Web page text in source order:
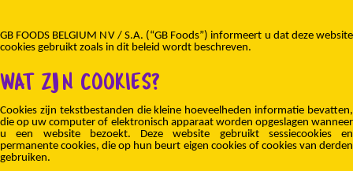
GB FOODS BELGIUM NV / S.A. (“GB Foods”) informeert u dat deze website
cookies gebruikt zoals in dit beleid wordt beschreven.
WAT ZIJN COOKIES?
Cookies zijn tekstbestanden die kleine hoeveelheden informatie bevatten,
die op uw computer of elektronisch apparaat worden opgeslagen wanneer
u een website bezoekt. Deze website gebruikt sessiecookies en
permanente cookies, die op hun beurt eigen cookies of cookies van derden
gebruiken.